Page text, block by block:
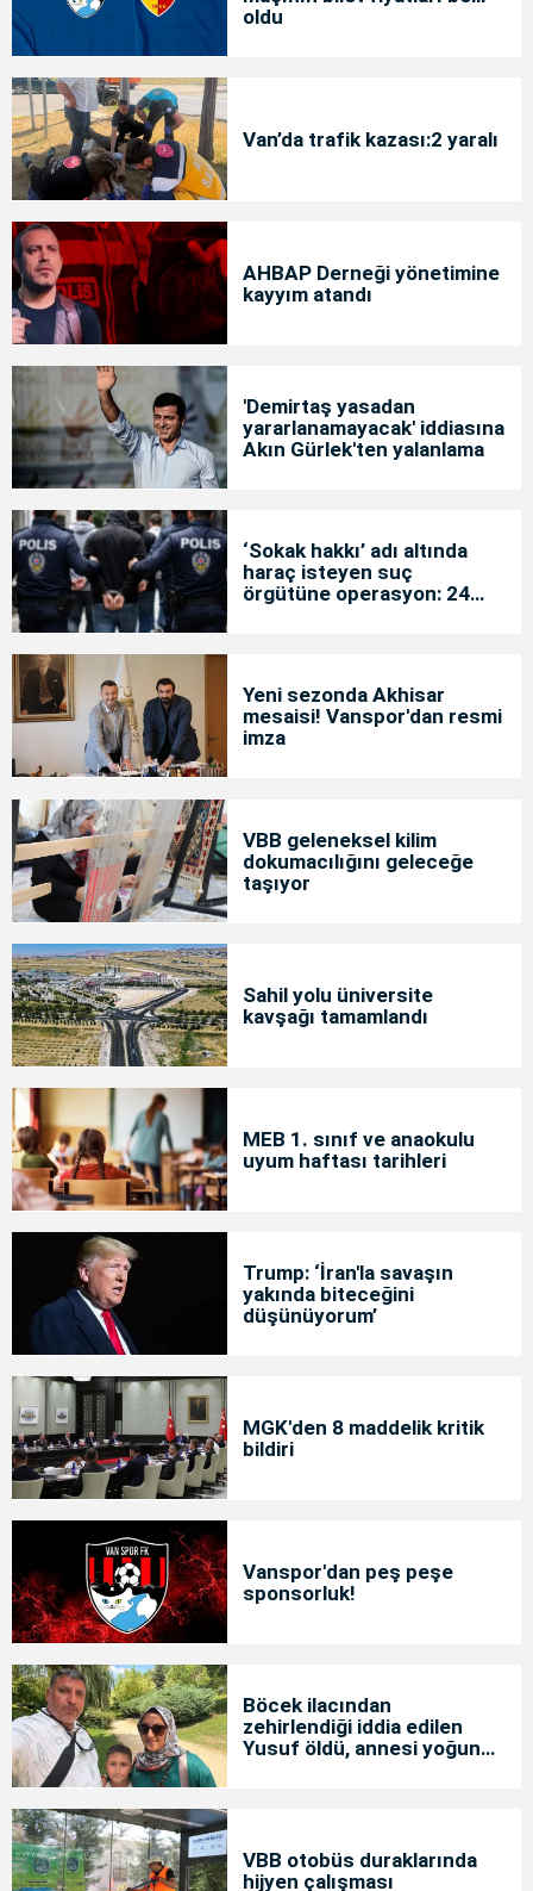
oldu
Van’da trafik kazası:2 yaralı
AHBAP Derneği yönetimine
kayyım atandı
'Demirtaş yasadan
yararlanamayacak' iddiasına
Akın Gürlek'ten yalanlama
‘Sokak hakkı’ adı altında
haraç isteyen suç
örgütüne operasyon: 24
Yeni sezonda Akhisar
mesaisi! Vanspor'dan resmi
imza
VBB geleneksel kilim
dokumacılığını geleceğe
taşıyor
Sahil yolu üniversite
kavşağı tamamlandı
MEB 1. sınıf ve anaokulu
uyum haftası tarihleri
Trump: ‘İran'la savaşın
yakında biteceğini
düşünüyorum’
MGK'den 8 maddelik kritik
bildiri
Vanspor'dan peş peşe
sponsorluk!
Böcek ilacından
zehirlendiği iddia edilen
Yusuf öldü, annesi yoğun
VBB otobüs duraklarında
hijyen çalışması